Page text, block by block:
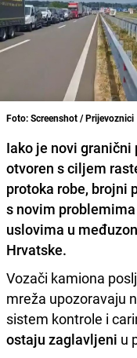
Foto: Screenshot / Prijevoznici
Iako je novi
otvoren s ciljem
protoka robe, brojni
s novim
uslovima u
Hrvatske.
Vozači kamiona
mreža upozoravaju
sistem kontrole i
ostaju zaglavljeni u